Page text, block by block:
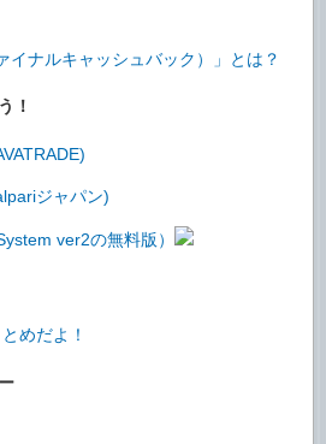
イナルキャッシュバック）」とは？
！
ジャパン)
ver2の無料版）
めだよ！